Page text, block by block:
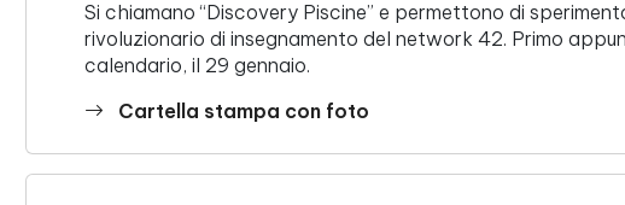
Si chiamano “Discovery Piscine” e permettono di
rivoluzionario di insegnamento del network 42. Primo
calendario, il 29 gennaio.
Cartella stampa con foto